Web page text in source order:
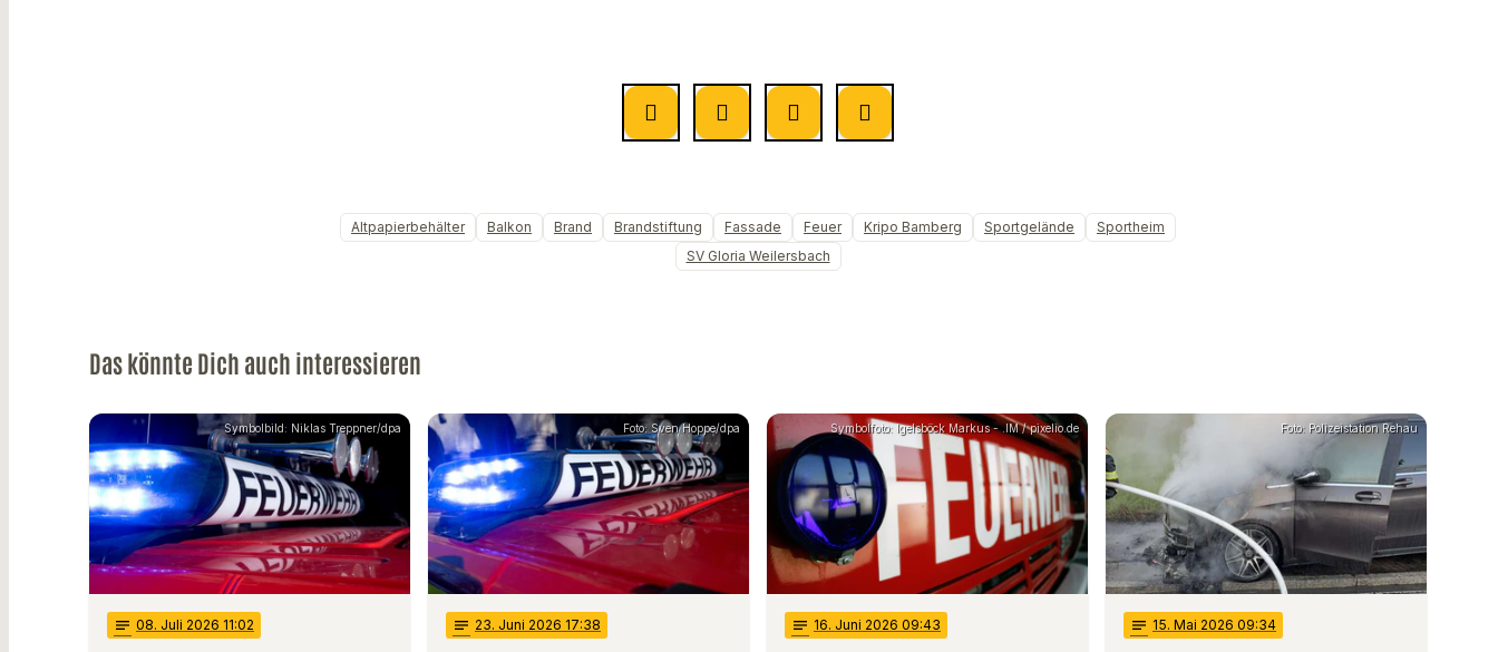
Altpapierbehälter Balkon Brand Brandstiftung Fassade Feuer Kripo Bamberg Sportgelände
Sportheim
SV Gloria Weilersbach
Das könnte Dich auch interessieren
Symbolbild: Niklas Treppner/dpa
notes 08. Juli 2026 11:02
Foto: Sven Hoppe/dpa
notes 23. Juni 2026 17:38
Symbolfoto: Igelsböck Markus - .IM / pixelio.de
notes 16. Juni 2026 09:43
Foto: Polizeistation Rehau
notes 15. Mai 2026 09:34